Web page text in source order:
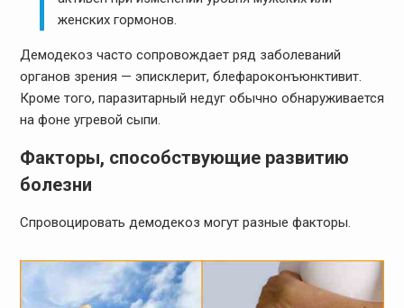
женских гормонов.
Демодекоз часто сопровождает ряд заболеваний
органов зрения — эписклерит, блефароконъюнктивит.
Кроме того, паразитарный недуг обычно обнаруживается
на фоне угревой сыпи.
Факторы, способствующие развитию
болезни
Спровоцировать демодекоз могут разные факторы.